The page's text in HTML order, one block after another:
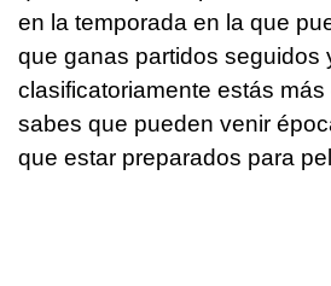
en la temporada en la que
que ganas partidos seguidos
clasificatoriamente estás
sabes que pueden venir
que estar preparados para